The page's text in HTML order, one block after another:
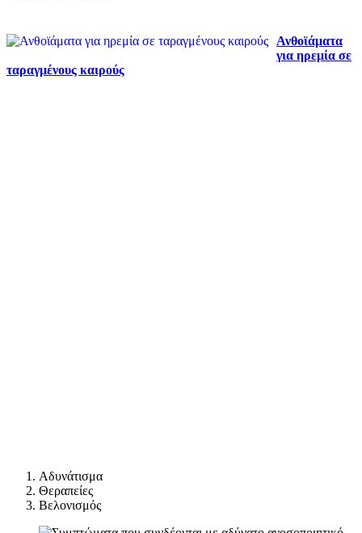
Ανθοϊάματα
για ηρεμία σε
ταραγμένους καιρούς
Αδυνάτισμα
Θεραπείες
Βελονισμός